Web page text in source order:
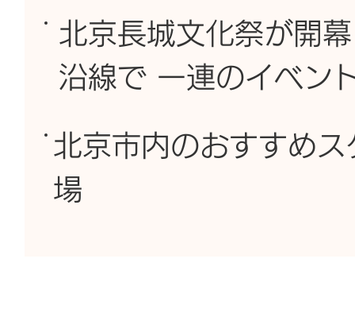
北京長城文化祭が開
沿線で 一連のイベン
北京市内のおすすめ
場